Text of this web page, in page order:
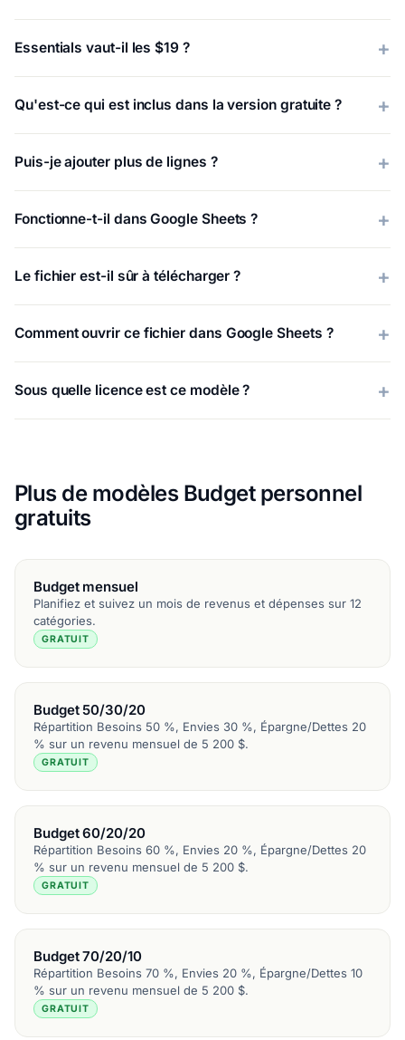
Essentials vaut-il les $19 ?
Qu'est-ce qui est inclus dans la version gratuite ?
Puis-je ajouter plus de lignes ?
Fonctionne-t-il dans Google Sheets ?
Le fichier est-il sûr à télécharger ?
Comment ouvrir ce fichier dans Google Sheets ?
Sous quelle licence est ce modèle ?
Plus de modèles Budget personnel
gratuits
Budget mensuel
Planifiez et suivez un mois de revenus et dépenses sur 12
catégories.
GRATUIT
Budget 50/30/20
Répartition Besoins 50 %, Envies 30 %, Épargne/Dettes 20
% sur un revenu mensuel de 5 200 $.
GRATUIT
Budget 60/20/20
Répartition Besoins 60 %, Envies 20 %, Épargne/Dettes 20
% sur un revenu mensuel de 5 200 $.
GRATUIT
Budget 70/20/10
Répartition Besoins 70 %, Envies 20 %, Épargne/Dettes 10
% sur un revenu mensuel de 5 200 $.
GRATUIT